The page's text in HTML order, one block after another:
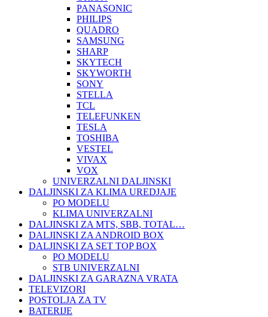
PANASONIC
PHILIPS
QUADRO
SAMSUNG
SHARP
SKYTECH
SKYWORTH
SONY
STELLA
TCL
TELEFUNKEN
TESLA
TOSHIBA
VESTEL
VIVAX
VOX
UNIVERZALNI DALJINSKI
DALJINSKI ZA KLIMA UREDJAJE
PO MODELU
KLIMA UNIVERZALNI
DALJINSKI ZA MTS, SBB, TOTAL…
DALJINSKI ZA ANDROID BOX
DALJINSKI ZA SET TOP BOX
PO MODELU
STB UNIVERZALNI
DALJINSKI ZA GARAZNA VRATA
TELEVIZORI
POSTOLJA ZA TV
BATERIJE